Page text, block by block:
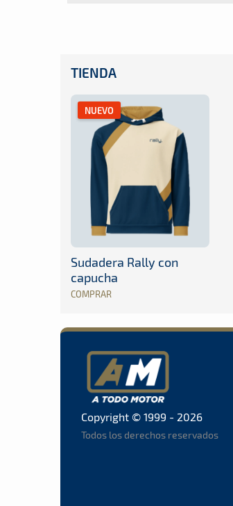
TIENDA
NUEVO
Sudadera Rally con
capucha
COMPRAR
Copyright © 1999 - 2026
Todos los derechos reservados